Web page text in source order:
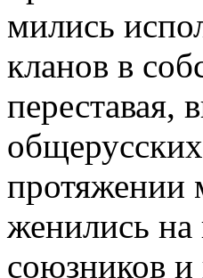
мились
кланов в
пере­ста­вая,
протяжении
женились на
союзников